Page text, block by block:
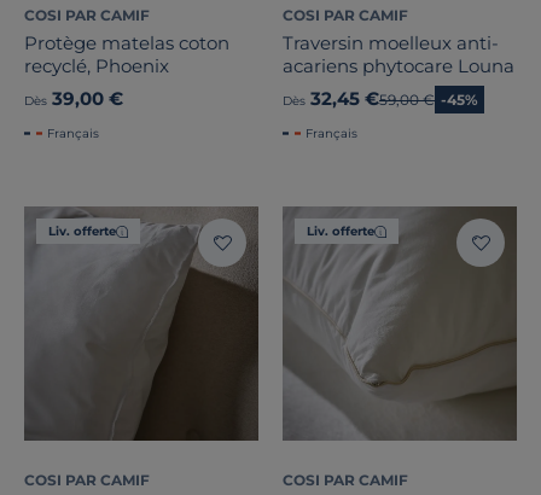
COSI PAR CAMIF
Protège matelas coton
recyclé, Phoenix
Dès 39,00 €
Français
COSI PAR CAMIF
Traversin moelleux anti-
acariens phytocare Louna
Dès 32,45 €Ancien prix
59,00 € -45%
Français
Liv. offerte
COSI PAR CAMIF
Liv. offerte
COSI PAR CAMIF